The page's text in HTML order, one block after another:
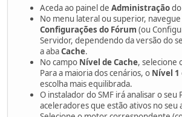
Aceda ao painel de Administração
No menu lateral ou superior,
Configurações do Fórum (ou
Servidor, dependendo da versão do
a abaCache.
No campo Nível de Cache, selecione
Para a maioria dos cenários, o Nível 1
escolha mais equilibrada.
O instalador do SMF irá analisar o seu
aceleradores que estão ativos no seu